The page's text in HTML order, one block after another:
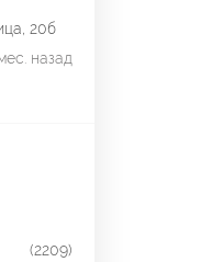
20б
назад
(2209)